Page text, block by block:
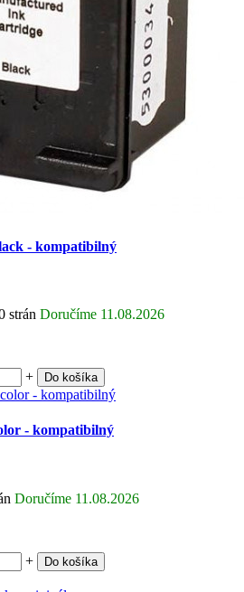
- kompatibilný
strán Doručíme 11.08.2026
+ Do košíka
- kompatibilný
Doručíme 11.08.2026
+ Do košíka